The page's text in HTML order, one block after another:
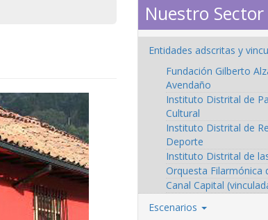
Nuestro Sector
Entidades adscritas y
Fundación Gilberto
Avendaño
Instituto Distrital de
Cultural
Instituto Distrital de
Deporte
Instituto Distrital de
Orquesta Filarmónica
Canal Capital
Escenarios